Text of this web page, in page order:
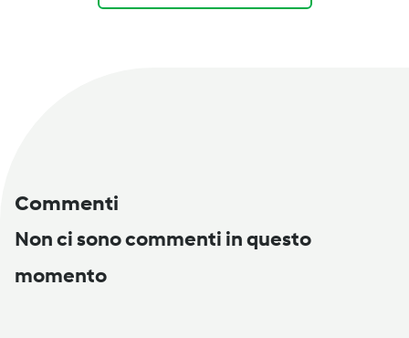
Commenti
Non ci sono commenti in questo
momento